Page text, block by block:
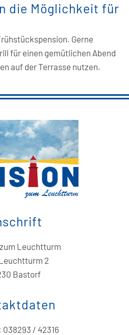
die Möglichkeit für
Gerne
für einen gemütlichen Abend
auf der Terrasse nutzen.
Leuchtturm
2
Bastorf
038293 / 42316